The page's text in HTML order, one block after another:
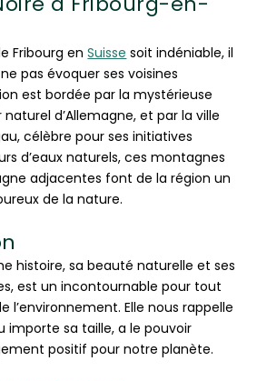
Fribourg enSuisse soit indéniable, il
pas évoquer ses voisines
est bordée par la mystérieuse
naturel d’Allemagne, et par la ville
célèbre pour ses initiatives
d’eaux naturels, ces montagnes
adjacentes font de la région un
de la nature.
histoire, sa beauté naturelle et ses
est un incontournable pour tout
l’environnement. Elle nous rappelle
importe sa taille, a le pouvoir
positif pour notre planète.